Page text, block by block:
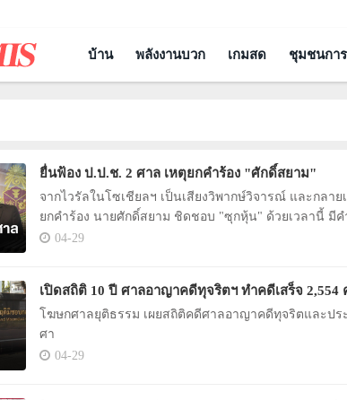
บ้าน พลังงานบวก เกมสด ชุมชนการ
ยื่นฟ้อง ป.ป.ช. 2 ศาล เหตุยกคำร้อง "ศักดิ์สยาม"
จากไวรัลในโซเชียลฯ เป็นเสียงวิพากษ์วิจารณ์ และกล
ยกคำร้อง นายศักดิ์สยาม ชิดชอบ "ซุกหุ้น" ด้วยเวลานี้ มี
ขอให้พิจารณา การใช้ดุลยพินิจวิน
04-29
เปิดสถิติ 10 ปี ศาลอาญาคดีทุจริตฯ ทำคดีเสร็จ 2,554
โฆษกศาลยุติธรรม เผยสถิติคดีศาลอาญาคดีทุจริตและปร
ศา
04-29